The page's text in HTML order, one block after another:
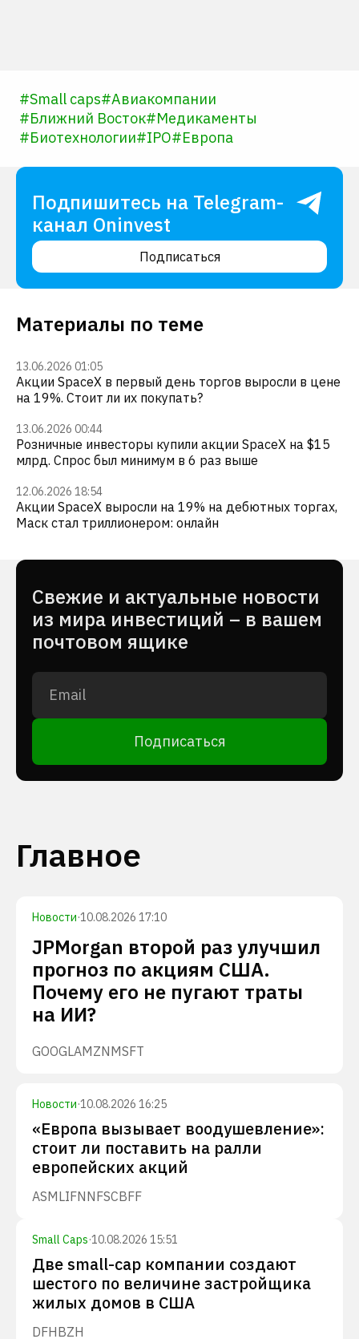
#Small caps#Авиакомпании
#Ближний Восток#Медикаменты
#Биотехнологии#IPO#Европа
Подпишитесь на Telegram-
канал Oninvest
Подписаться
Материалы по теме
13.06.2026 01:05
Акции SpaceX в первый день торгов выросли в цене
на 19%. Стоит ли их покупать?
13.06.2026 00:44
Розничные инвесторы купили акции SpaceX на $15
млрд. Спрос был минимум в 6 раз выше
12.06.2026 18:54
Акции SpaceX выросли на 19% на дебютных торгах,
Маск стал триллионером: онлайн
Cвежие и актуальные новости
из мира инвестиций – в вашем
почтовом ящике
Подписаться
Главное
Новости·10.08.2026 17:10
JPMorgan второй раз улучшил
прогноз по акциям США.
Почему его не пугают траты
на ИИ?
GOOGLAMZNMSFT
Новости·10.08.2026 16:25
«Европа вызывает воодушевление»:
стоит ли поставить на ралли
европейских акций
ASMLIFNNFSCBFF
Small Caps·10.08.2026 15:51
Две small-cap компании создают
шестого по величине застройщика
жилых домов в США
DFHBZH